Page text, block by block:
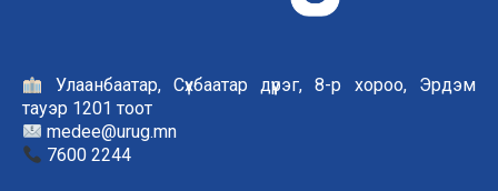
Улаанбаатар, Сүхбаатар дүүрэг, 8-р хороо, Эрдэм
тауэр 1201 тоот
medee@urug.mn
7600 2244